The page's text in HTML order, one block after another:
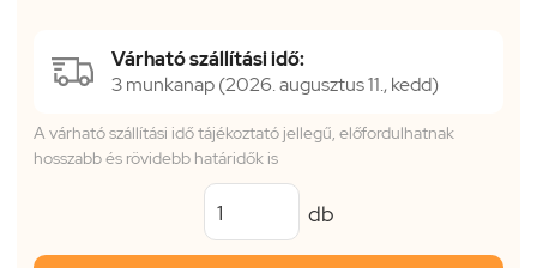
Várható szállítási idő:
3 munkanap (2026. augusztus 11., kedd)
A várható szállítási idő tájékoztató jellegű, előfordulhatnak
hosszabb és rövidebb határidők is
db